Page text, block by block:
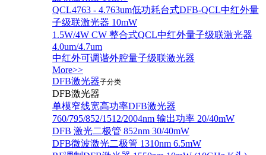
QCL4763 - 4.763um低功耗台式DFB-QCL中红外量
子级联激光器 10mW
1.5W/4W CW 整合式QCL中红外量子级联激光器
4.0um/4.7um
中红外可调谐外腔量子级联激光器
More>>
DFB激光器子分类
DFB激光器
单模窄线宽高功率DFB激光器
760/795/852/1512/2004nm 输出功率 20/40mW
DFB 激光二极管 852nm 30/40mW
DFB微波激光二极管 1310nm 6.5mW